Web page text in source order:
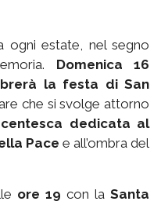
ogni estate, nel segno
Domenica 16
la festa di San
che si svolge attorno
dedicata al
Pace e all’ombra del
ore 19 con laSanta